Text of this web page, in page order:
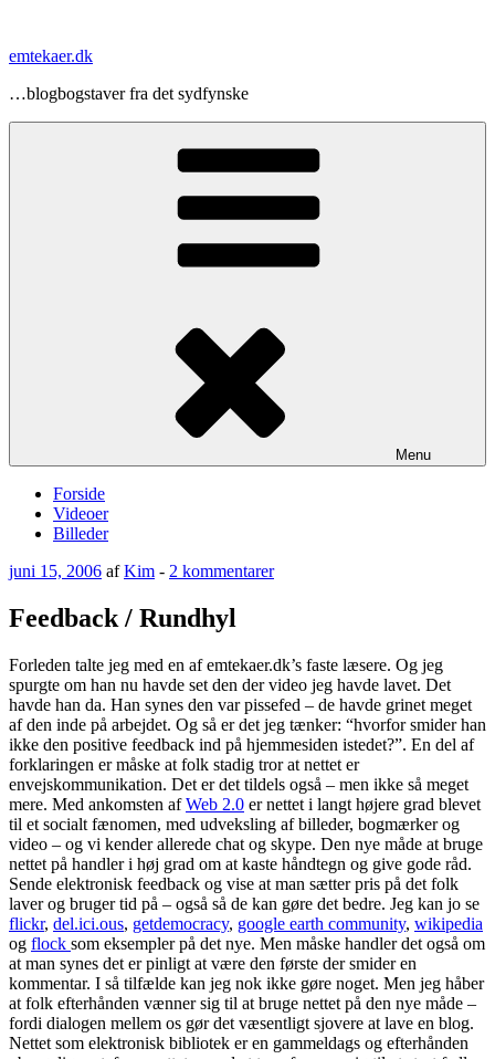
indhold
emtekaer.dk
…blogbogstaver fra det sydfynske
Menu
Forside
Videoer
Billeder
Udgivet
juni 15, 2006 afKim - 2 kommentarertil
Feedback / Rundhyl
Forleden talte jeg med en af emtekaer.dk’s faste læsere. Og jeg
spurgte om han nu havde set den der video jeg havde lavet. Det
havde han da. Han synes den var pissefed – de havde grinet meget
af den inde på arbejdet. Og så er det jeg tænker: “hvorfor smider han
ikke den positive feedback ind på hjemmesiden istedet?”. En del af
forklaringen er måske at folk stadig tror at nettet er
envejskommunikation. Det er det tildels også – men ikke så meget
mere. Med ankomsten afWeb 2.0 er nettet i langt højere grad blevet
til et socialt fænomen, med udveksling af billeder, bogmærker og
video – og vi kender allerede chat og skype. Den nye måde at bruge
nettet på handler i høj grad om at kaste håndtegn og give gode råd.
Sende elektronisk feedback og vise at man sætter pris på det folk
laver og bruger tid på – også så de kan gøre det bedre. Jeg kan jo se
flickr, del.ici.ous, getdemocracy, google earth community, wikipedia
og flock som eksempler på det nye. Men måske handler det også om
at man synes det er pinligt at være den første der smider en
kommentar. I så tilfælde kan jeg nok ikke gøre noget. Men jeg håber
at folk efterhånden vænner sig til at bruge nettet på den nye måde –
fordi dialogen mellem os gør det væsentligt sjovere at lave en blog.
Nettet som elektronisk bibliotek er en gammeldags og efterhånden